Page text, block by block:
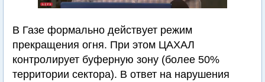
В Газе формально действует режим
прекращения огня. При этом ЦАХАЛ
контролирует буферную зону (более 50%
территории сектора). В ответ на нарушения